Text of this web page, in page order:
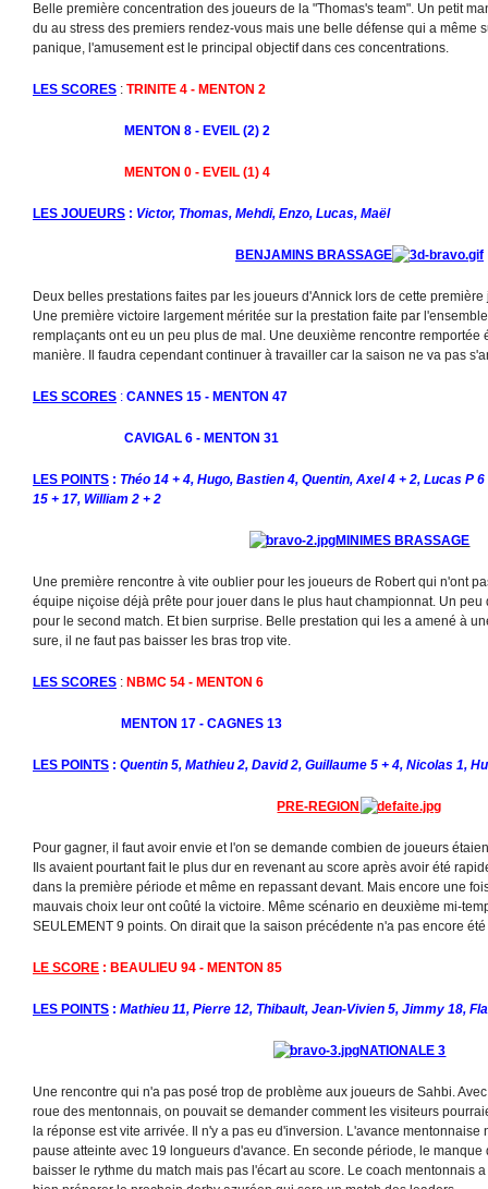
Belle première concentration des joueurs de la "Thomas's team". Un petit
du au stress des premiers rendez-vous mais une belle défense qui a même
panique, l'amusement est le principal objectif dans ces concentrations.
LES SCORES : TRINITE 4 - MENTON 2
MENTON 8 - EVEIL (2) 2
MENTON 0 - EVEIL (1) 4
LES JOUEURS : Victor, Thomas, Mehdi, Enzo, Lucas, Maël
BENJAMINS BRASSAGE
Deux belles prestations faites par les joueurs d'Annick lors de cette
Une première victoire largement méritée sur la prestation faite par
remplaçants ont eu un peu plus de mal. Une deuxième rencontre remportée
manière. Il faudra cependant continuer à travailler car la saison ne va pas
LES SCORES : CANNES 15 - MENTON 47
CAVIGAL 6 - MENTON 31
LES POINTS : Théo 14 + 4, Hugo, Bastien 4, Quentin, Axel 4 + 2, Lucas P
15 + 17, William 2 + 2
MINIMES BRASSAGE
Une première rencontre à vite oublier pour les joueurs de Robert qui n'ont
équipe niçoise déjà prête pour jouer dans le plus haut championnat. Un peu
pour le second match. Et bien surprise. Belle prestation qui les a amené à
sure, il ne faut pas baisser les bras trop vite.
LES SCORES : NBMC 54 - MENTON 6
MENTON 17 - CAGNES 13
LES POINTS : Quentin 5, Mathieu 2, David 2, Guillaume 5 + 4, Nicolas 1,
PRE-REGION
Pour gagner, il faut avoir envie et l'on se demande combien de joueurs
Ils avaient pourtant fait le plus dur en revenant au score après avoir été
dans la première période et même en repassant devant. Mais encore une
mauvais choix leur ont coûté la victoire. Même scénario en deuxième mi-
SEULEMENT 9 points. On dirait que la saison précédente n'a pas encore
LE SCORE : BEAULIEU 94 - MENTON 85
LES POINTS : Mathieu 11, Pierre 12, Thibault, Jean-Vivien 5, Jimmy 18,
NATIONALE 3
Une rencontre qui n'a pas posé trop de problème aux joueurs de Sahbi.
roue des mentonnais, on pouvait se demander comment les visiteurs
la réponse est vite arrivée. Il n'y a pas eu d'inversion. L'avance mentonnaise
pause atteinte avec 19 longueurs d'avance. En seconde période, le manque
baisser le rythme du match mais pas l'écart au score. Le coach mentonnais